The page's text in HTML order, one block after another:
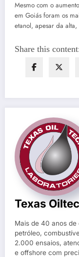
Mesmo com o
em Goiás foram os
etanol, apesar da
Share this
Texas
Mais de 40 anos
petróleo,
2.000 ensaios,
e offshore com